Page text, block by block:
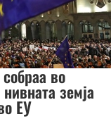
во
земја
ЕУ